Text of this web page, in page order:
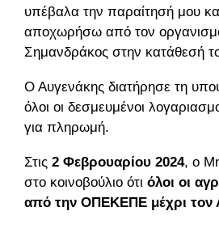
υπέβαλα την παραίτησή μου
αποχωρήσω από τον
Σημανδράκος στην κατάθεσή
Ο Αυγενάκης διατήρησε τη
όλοι οι δεσμευμένοι
για πληρωμή.
Στις 2 Φεβρουαρίου 2024, ο
στο κοινοβούλιο ότι όλοι οι
από την ΟΠΕΚΕΠΕ μέχρι τον